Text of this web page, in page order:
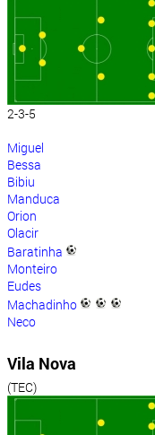
2-3-5
Miguel
Bessa
Bibiu
Manduca
Orion
Olacir
Baratinha
Monteiro
Eudes
Machadinho
Neco
Vila Nova
(TEC)